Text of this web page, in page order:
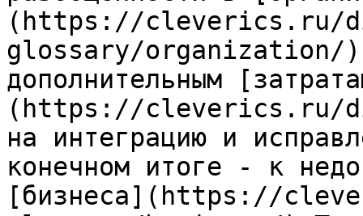
(https://cleverics.ru/
glossary/organization/),
дополнительным
(https://cleverics.ru/
на интеграцию и
конечном итоге - к
[бизнеса](https://